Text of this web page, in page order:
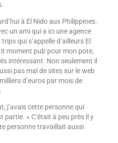
à El Nido aux Philippines.
un ami qui a ici une agence
qui s’appelle d’ailleurs El
moment pub pour mon pote,
intéressant. Non seulement il
pas mal de sites sur le web
d’euros par mois de
j’avais cette personne qui
» C’était à peu près il y
personne travaillait aussi